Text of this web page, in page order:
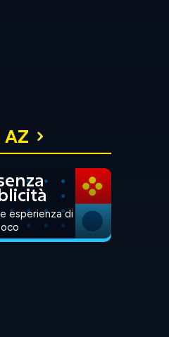
AZ
esperienza di